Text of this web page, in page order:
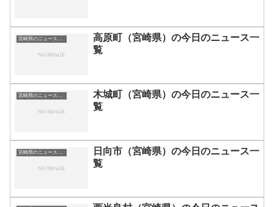
宮崎県のニュース一覧
高原町（宮崎県）の今日のニュース一
覧
宮崎県のニュース一覧
木城町（宮崎県）の今日のニュース一
覧
宮崎県のニュース一覧
日向市（宮崎県）の今日のニュース一
覧